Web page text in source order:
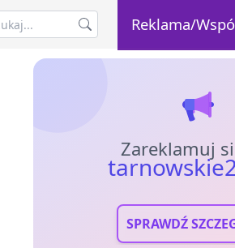
Reklama/
Zareklamuj
SPRAWDŹ